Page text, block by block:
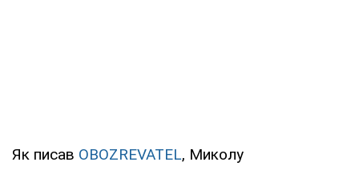
Як писав OBOZREVATEL, Миколу